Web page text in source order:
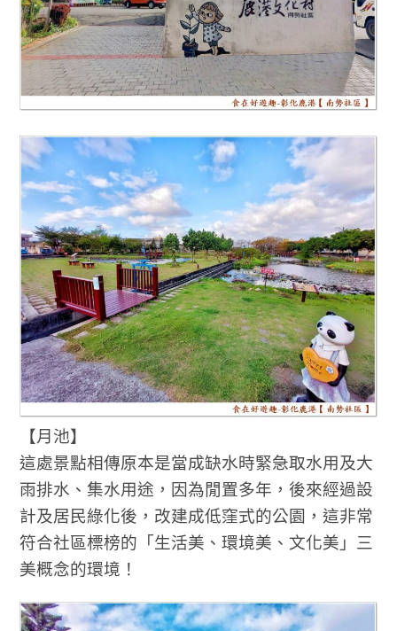
【月池】
這處景點相傳原本是當成缺水時緊急取水用及大
雨排水、集水用途，因為閒置多年，後來經過設
計及居民綠化後，改建成低窪式的公園，這非常
符合社區標榜的「生活美、環境美、文化美」三
美概念的環境！